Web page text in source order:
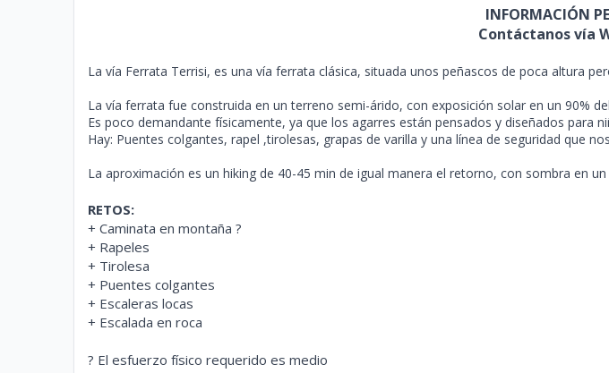
INFORMACIÓN
Contáctanos vía
La vía Ferrata Terrisi, es una vía ferrata clásica, situada unos peñascos de poca altura
La vía ferrata fue construida en un terreno semi-árido, con exposición solar en un 90%
Es poco demandante físicamente, ya que los agarres están pensados y diseñados para
Hay: Puentes colgantes, rapel ,tirolesas, grapas de varilla y una línea de seguridad que
La aproximación es un hiking de 40-45 min de igual manera el retorno, con sombra en
RETOS:
+ Caminata en montaña ?
+ Rapeles
+ Tirolesa
+ Puentes colgantes
+ Escaleras locas
+ Escalada en roca
? El esfuerzo físico requerido es medio